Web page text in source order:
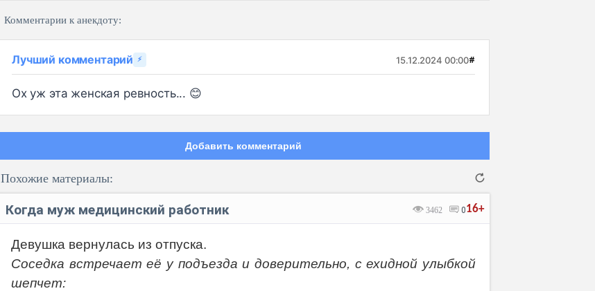
Комментарии к анекдоту:
Лучший комментарий ⚡ 15.12.2024 00:00#
Ох уж эта женская ревность... 😊
Добавить комментарий
Отмена
Похожие материалы:
16+
3462 0
Когда муж медицинский работник
Девушка вернулась из отпуска.
Соседка встречает её у подъезда и доверительно, с ехидной улыбкой
шепчет: